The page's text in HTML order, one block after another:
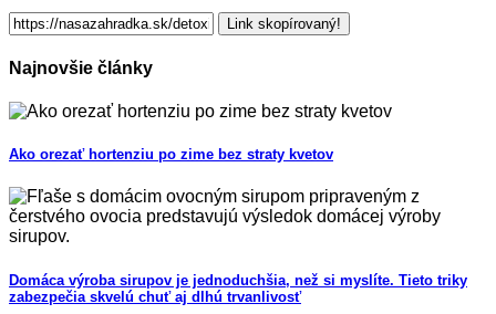
Link skopírovaný!
Najnovšie články
Ako orezať hortenziu po zime bez straty kvetov
Domáca výroba sirupov je jednoduchšia, než si myslíte. Tieto triky
zabezpečia skvelú chuť aj dlhú trvanlivosť